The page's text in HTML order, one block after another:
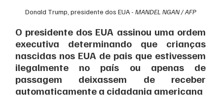
Donald Trump, presidente dos EUA - MANDEL NGAN / AFP
O presidente dos EUA assinou uma ordem
executiva determinando que crianças
nascidas nos EUA de pais que estivessem
ilegalmente no país ou apenas de
passagem deixassem de receber
automaticamente a cidadania americana